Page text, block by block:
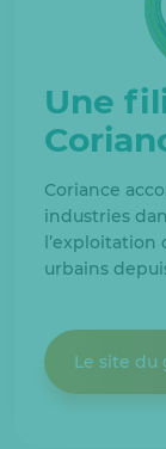
Une
Coriance
industries
urbains
Le site du